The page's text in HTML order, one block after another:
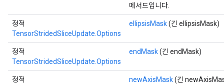
메서드입니다.
정적
TensorStridedSliceUpdate.Options
ellipsisMask(긴 ellipsisMask)
정적
TensorStridedSliceUpdate.Options
endMask(긴 endMask)
정적
newAxisMask(긴